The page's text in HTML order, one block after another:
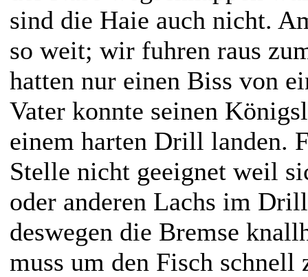
sind die Haie auch nicht.
so weit; wir fuhren raus
hatten nur einen Biss von
Vater konnte seinen
einem harten Drill landen.
Stelle nicht geeignet weil
oder anderen Lachs im
deswegen die Bremse
muss um den Fisch schnell